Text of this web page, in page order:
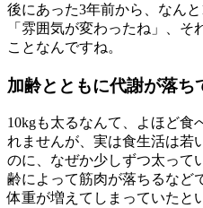
後にあった3年前から、なん
「雰囲気が変わったね」、そ
ことなんですね。
加齢とともに代謝が落ち
10kgも太るなんて、よほど食
れませんが、実は食生活は若
のに、なぜか少しずつ太って
齢によって筋肉が落ちるなど
体重が増えてしまっていたと